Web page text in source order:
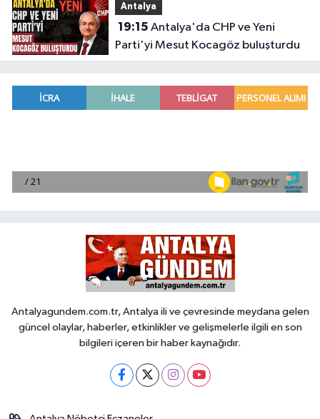
Antalya
19:15
Parti'yi Mesut Kocagöz buluşturdu
Antalyagundem.com.tr, Antalya ili ve çevresinde meydana gelen
güncel olaylar, haberler, etkinlikler ve gelişmelerle ilgili en son
bilgileri içeren bir haber kaynağıdır.